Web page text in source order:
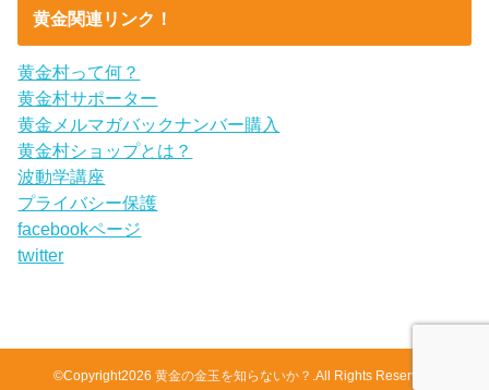
黄金関連リンク！
黄金村って何？
黄金村サポーター
黄金メルマガバックナンバー購入
黄金村ショップとは？
波動学講座
プライバシー保護
facebookページ
twitter
©Copyright2026 黄金の金玉を知らないか？ .All Rights Reserved.